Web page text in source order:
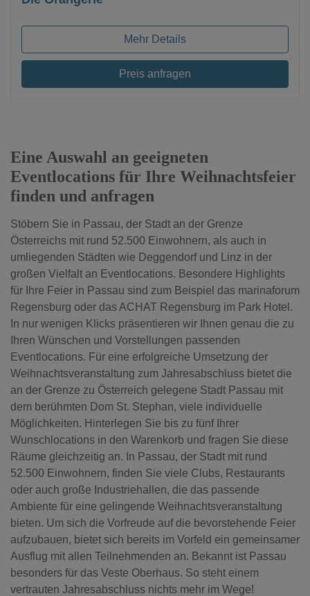
Mehr Details
Preis anfragen
Eine Auswahl an geeigneten
Eventlocations für Ihre Weihnachtsfeier
finden und anfragen
Stöbern Sie in Passau, der Stadt an der Grenze
Österreichs mit rund 52.500 Einwohnern, als auch in
umliegenden Städten wie Deggendorf und Linz in der
großen Vielfalt an Eventlocations. Besondere Highlights
für Ihre Feier in Passau sind zum Beispiel das marinaforum
Regensburg oder das ACHAT Regensburg im Park Hotel.
In nur wenigen Klicks präsentieren wir Ihnen genau die zu
Ihren Wünschen und Vorstellungen passenden
Eventlocations. Für eine erfolgreiche Umsetzung der
Weihnachtsveranstaltung zum Jahresabschluss bietet die
an der Grenze zu Österreich gelegene Stadt Passau mit
dem berühmten Dom St. Stephan, viele individuelle
Möglichkeiten. Hinterlegen Sie bis zu fünf Ihrer
Wunschlocations in den Warenkorb und fragen Sie diese
Räume gleichzeitig an. In Passau, der Stadt mit rund
52.500 Einwohnern, finden Sie viele Clubs, Restaurants
oder auch große Industriehallen, die das passende
Ambiente für eine gelingende Weihnachtsveranstaltung
bieten. Um sich die Vorfreude auf die bevorstehende Feier
aufzubauen, bietet sich bereits im Vorfeld ein gemeinsamer
Ausflug mit allen Teilnehmenden an. Bekannt ist Passau
besonders für das Veste Oberhaus. So steht einem
vertrauten Jahresabschluss nichts mehr im Wege!